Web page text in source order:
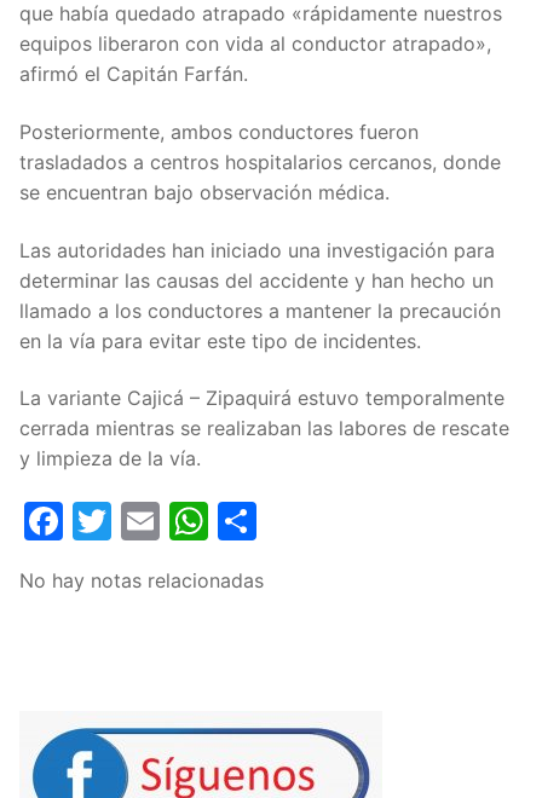
que había quedado atrapado «rápidamente nuestros
equipos liberaron con vida al conductor atrapado»,
afirmó el Capitán Farfán.
Posteriormente, ambos conductores fueron
trasladados a centros hospitalarios cercanos, donde
se encuentran bajo observación médica.
Las autoridades han iniciado una investigación para
determinar las causas del accidente y han hecho un
llamado a los conductores a mantener la precaución
en la vía para evitar este tipo de incidentes.
La variante Cajicá – Zipaquirá estuvo temporalmente
cerrada mientras se realizaban las labores de rescate
y limpieza de la vía.
Facebook
Twitter
EmailWhatsApp
No hay notas relacionadas